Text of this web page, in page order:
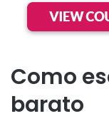
Como
barato